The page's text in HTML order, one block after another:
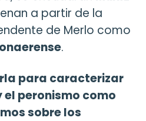
a partir de la
de Merlo como
.
para caracterizar
peronismo como
sobre los